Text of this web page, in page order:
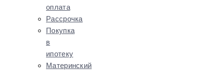
оплата
Рассрочка
Покупка
в
ипотеку
Материнский